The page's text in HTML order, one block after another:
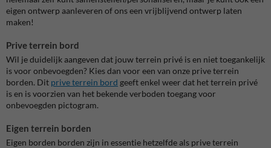
eigen ontwerp aanleveren of ons een vrijblijvend ontwerp laten
maken!
Prive terrein bord
Wil je duidelijk aangeven dat jouw terrein privé is en niet toegankelijk
is voor onbevoegden? Kies dan voor een van onze prive terrein
borden. Dit prive terrein bord geeft enkel weer dat het terrein privé
is en is voorzien van het bekende verboden toegang voor
onbevoegden pictogram.
Eigen terrein borden
Eigen borden borden zijn in essentie hetzelfde als prive terrein